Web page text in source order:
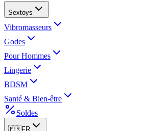
Sextoys
Vibromasseurs
Godes
Pour Hommes
Lingerie
BDSM
Santé & Bien-être
Soldes
🇫🇷FR